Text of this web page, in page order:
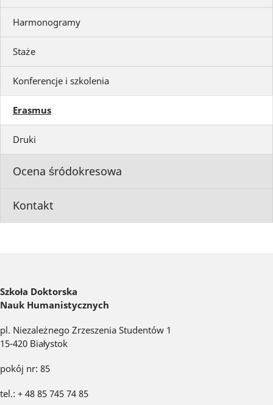
Harmonogramy
Staże
Konferencje i szkolenia
Erasmus
Druki
Ocena śródokresowa
Kontakt
Szkoła Doktorska
Nauk Humanistycznych
pl. Niezależnego Zrzeszenia Studentów 1
15-420 Białystok
pokój nr: 85
tel.: + 48 85 745 74 85